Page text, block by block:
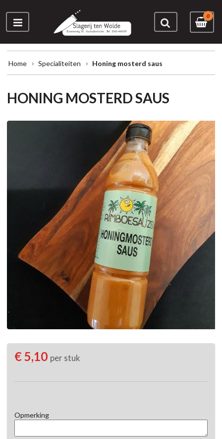
0
Home Specialiteiten Honing mosterd saus
HONING MOSTERD SAUS
€ 5,10 per stuk
Opmerking